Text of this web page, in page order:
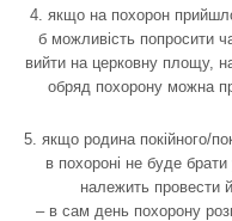
4. якщо на похорон
б можливість попросити
вийти на церковну площу,
обряд похорону можна
5. якщо родина покійного/
в похороні не буде брати
належить провести
– в сам день похорону